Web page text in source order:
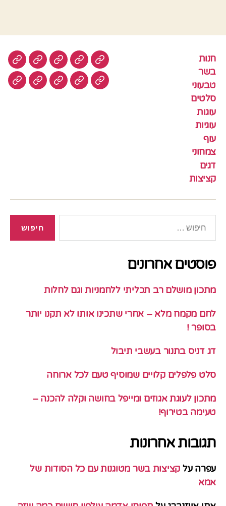
חנות
בשר
טבעוני
סלטים
עוגות
עוגיות
עוף
צמחוני
דגים
קציצות
חנות בשר טבעוניסלטים
עוגיותעוף צמחונידגים
פוסטים אחרונים
מתכון מושלם רב תכליתי ללחמניות וגם לחלות
לחם מקמח מלא – אחרי שתכינו אותו לא תקנו יותר
בסופר !
דג דניס בתנור בעשבי תיבול
סלט פלפלים קלויים שמוסיף טעם לכל ארוחה
מתכון לעוגת אגוזים ומייפל בחושה וקלה להכנה –
טעימה בטירוף!
תגובות אחרונות
עפרה על קציצות בשר מטוגנות עם כל הסודות של
אמא